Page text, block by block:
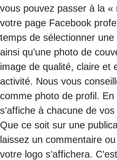
vous pouvez passer à la
votre page Facebook
temps de sélectionner
ainsi qu’une photo de
image de qualité, claire et
activité. Nous vous
comme photo de profil.
s’affiche à chacune de
Que ce soit sur une
laissez un commentaire
votre logo s’affichera.